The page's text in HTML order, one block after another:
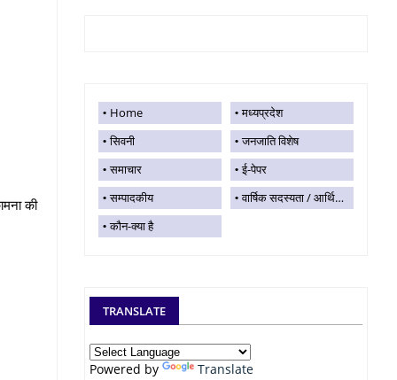
की
Home
मध्यप्रदेश
सिवनी
जनजाति विशेष
समाचार
ई-पेपर
सम्पादकीय
वार्षिक सदस्यता / आर्थिक सहयोग
कौन-क्या है
TRANSLATE
Powered by Translate